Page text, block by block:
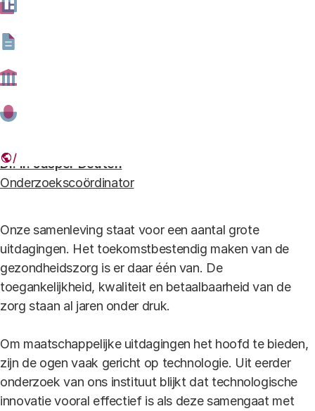
voorbij-de-zorgapp-Rathenau.jpg
Het Rathenau Instituut onderzocht hoe de effectiviteit van digitale
innovaties in de zorg is te verhogen. (Foto: Shutterstock)
Onze samenleving staat voor een aantal grote
uitdagingen. Het toekomstbestendig maken van de
gezondheidszorg is er daar één van. De
toegankelijkheid, kwaliteit en betaalbaarheid van de
zorg staan al jaren onder druk.
Om maatschappelijke uitdagingen het hoofd te bieden,
zijn de ogen vaak gericht op technologie. Uit eerder
onderzoek van ons instituut blijkt dat technologische
innovatie vooral effectief is als deze samengaat met
Dr. ir. Jasper Deuten
Onderzoekscoördinator